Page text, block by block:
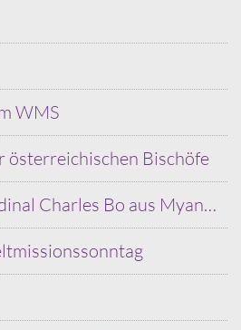
WMS
österreichischen Bischöfe
Botschaft von Kardinal Charles Bo aus Myanmar